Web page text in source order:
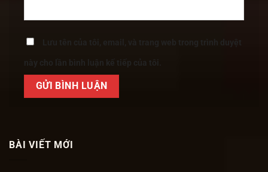
này cho lần bình luận kế tiếp của tôi.
BÀI VIẾT MỚI